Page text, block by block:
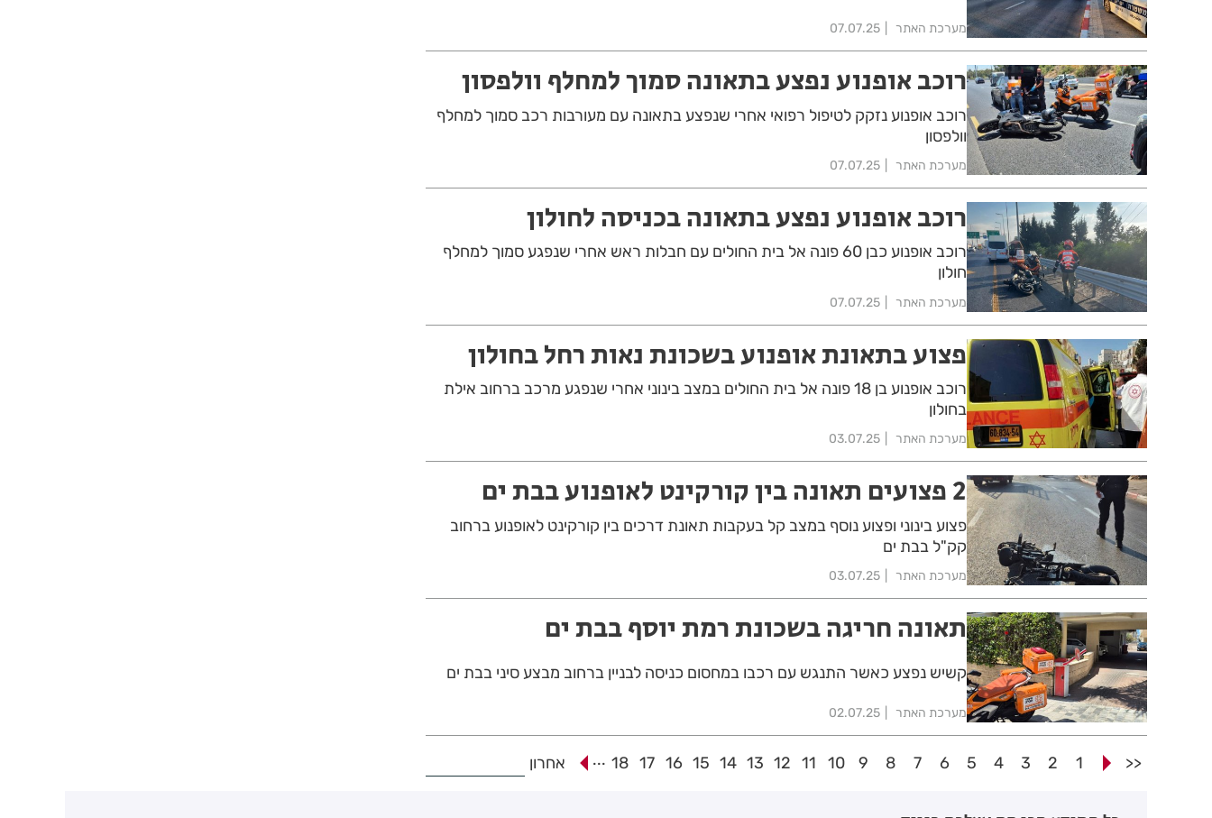
מערכת האתר 07.07.25
רוכב אופנוע נפצע בתאונה סמוך למחלף וולפסון
רוכב אופנוע נזקק לטיפול רפואי אחרי שנפצע בתאונה עם מעורבות רכב סמוך למחלף
וולפסון
מערכת האתר 07.07.25
רוכב אופנוע נפצע בתאונה בכניסה לחולון
רוכב אופנוע כבן 60 פונה אל בית החולים עם חבלות ראש אחרי שנפגע סמוך למחלף
חולון
מערכת האתר 07.07.25
פצוע בתאונת אופנוע בשכונת נאות רחל בחולון
רוכב אופנוע בן 18 פונה אל בית החולים במצב בינוני אחרי שנפגע מרכב ברחוב אילת
בחולון
מערכת האתר 03.07.25
2 פצועים תאונה בין קורקינט לאופנוע בבת ים
פצוע בינוני ופצוע נוסף במצב קל בעקבות תאונת דרכים בין קורקינט לאופנוע ברחוב
קק"ל בבת ים
מערכת האתר 03.07.25
תאונה חריגה בשכונת רמת יוסף בבת ים
קשיש נפצע כאשר התנגש עם רכבו במחסום כניסה לבניין ברחוב מבצע סיני בבת ים
מערכת האתר 02.07.25
<<
1
2
3
4
5
6
7
8
9
10
11
12
13
14
15
16
17
18
... אחרון